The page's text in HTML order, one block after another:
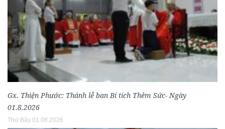
Gx. Thiện Phước: Thánh lễ ban Bí tích Thêm Sức- Ngày
01.8.2026
Thứ Bảy 01.08.2026